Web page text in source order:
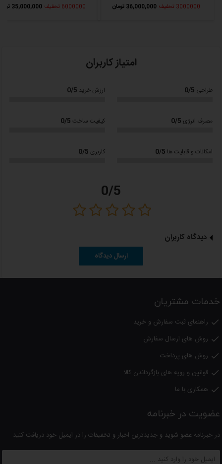
نوع سیکل تبرید:
قفل کودک: دارد
دمای آب گرم : 95-85 درجه سانتیگراد
قابلیت اتصال به آب شهر:
قابلیت نصب منبع فیلتردار:ندارد
سنسور کاهش مصرف انرژی در شب:
30x39x111.5 سانتی متر
ابعاد با کارتن (عرض×عمق×ارتفاع):
34.5x43.5x115.5 سانتی متر
3000000 تخفیف 36,000,000 تومان 6000000 تخفیف 35,000,000 تومان
امتیاز کاربران
طراحی 0/5 ارزش خرید 0/5
مصرف انرژی 0/5 کیفیت ساخت 0/5
امکانات و قابلیت ها 0/5 کاربری 0/5
0/5
دیدگاه کاربران
ارسال دیدگاه
خدمات مشتریان
 راهنمای ثبت سفارش و خرید
 روش های ارسال سفارش
 روش های پرداخت
 قوانین و رویه های بازگرداندن کالا
 همکاری با ما
عضویت در خبرنامه
در خبرنامه عضو شوید و جدیدترین اخبار و تخفیفات را در ایمیل خود دریافت کنید